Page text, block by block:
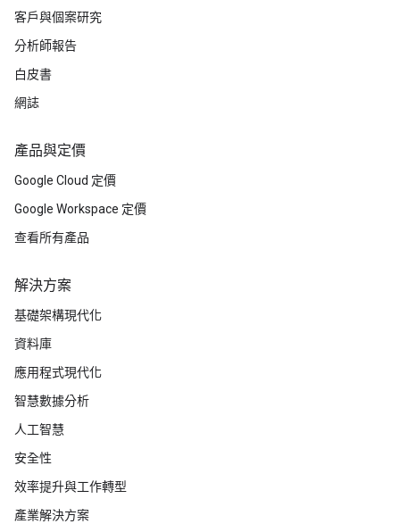
客戶與個案研究
分析師報告
白皮書
網誌
產品與定價
Google Cloud 定價
Google Workspace 定價
查看所有產品
解決方案
基礎架構現代化
資料庫
應用程式現代化
智慧數據分析
人工智慧
安全性
效率提升與工作轉型
產業解決方案